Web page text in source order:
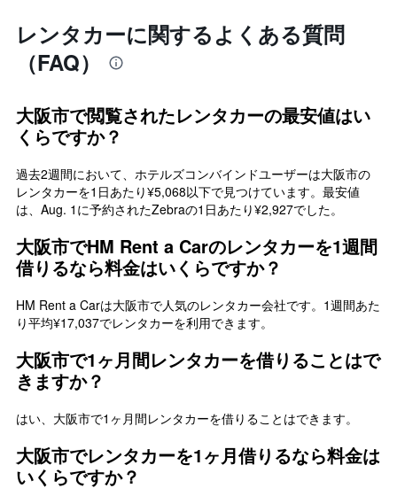
レンタカーに関するよくある質問
（FAQ）
大阪市で閲覧されたレンタカーの最安値はい
くらですか？
過去2週間において、ホテルズコンバインドユーザーは大阪市の
レンタカーを1日あたり¥5,068以下で見つけています。最安値
は、Aug. 1に予約されたZebraの1日あたり¥2,927でした。
大阪市でHM Rent a Carのレンタカーを1週間
借りるなら料金はいくらですか？
HM Rent a Carは大阪市で人気のレンタカー会社です。1週間あた
り平均¥17,037でレンタカーを利用できます。
大阪市で1ヶ月間レンタカーを借りることはで
きますか？
はい、大阪市で1ヶ月間レンタカーを借りることはできます。
大阪市でレンタカーを1ヶ月借りるなら料金は
いくらですか？